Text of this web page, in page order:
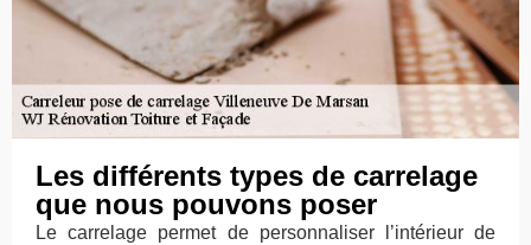
Les différents types de carrelage
que nous pouvons poser
Le carrelage permet de personnaliser l’intérieur de